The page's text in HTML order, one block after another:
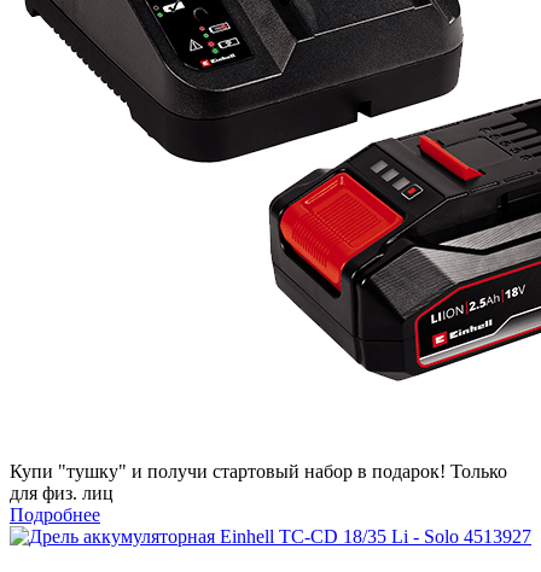
Купи "тушку" и получи стартовый набор в подарок! Только
для физ. лиц
Подробнее